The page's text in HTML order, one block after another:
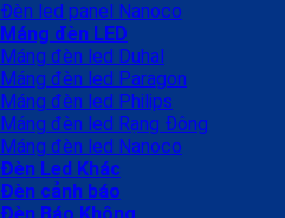
Đèn led panel Nanoco
Máng đèn LED
Máng đèn led Duhal
Máng đèn led Paragon
Máng đèn led Philips
Máng đèn led Rạng Đông
Máng đèn led Nanoco
Đèn Led Khác
Đèn cảnh báo